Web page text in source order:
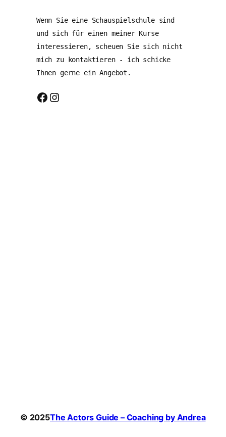
Wenn Sie eine Schauspielschule sind
und sich für einen meiner Kurse
interessieren, scheuen Sie sich nicht
mich zu kontaktieren - ich schicke
Ihnen gerne ein Angebot.
Facebook Instagram
© 2025The Actors Guide – Coaching by Andrea